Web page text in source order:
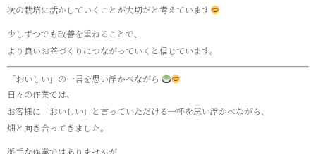
次の栽培に活かしていくことが大切だと考えています
少しずつでも改善を重ねることで、
より良いお茶づくりにつながっていくと信じています。
「おいしい」の一言を思い浮かべながら
日々の作業では、
お客様に「おいしい」と言っていただける一杯を思い浮かべながら、
畑と向き合ってきました。